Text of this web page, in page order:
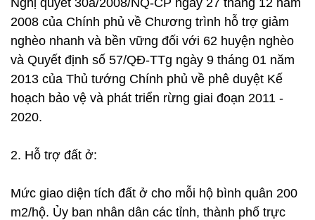
Nghị quyết 30a/2008/NQ-CP ngày 27 tháng 12 năm
2008 của Chính phủ về Chương trình hỗ trợ giảm
nghèo nhanh và bền vững đối với 62 huyện nghèo
và Quyết định số 57/QĐ-TTg ngày 9 tháng 01 năm
2013 của Thủ tướng Chính phủ về phê duyệt Kế
hoạch bảo vệ và phát triển rừng giai đoạn 2011 -
2020.
2. Hỗ trợ đất ở:
Mức giao diện tích đất ở cho mỗi hộ bình quân 200
m2/hộ. Ủy ban nhân dân các tỉnh, thành phố trực